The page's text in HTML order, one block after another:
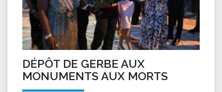
DÉPÔT DE GERBE AUX
MONUMENTS AUX MORTS